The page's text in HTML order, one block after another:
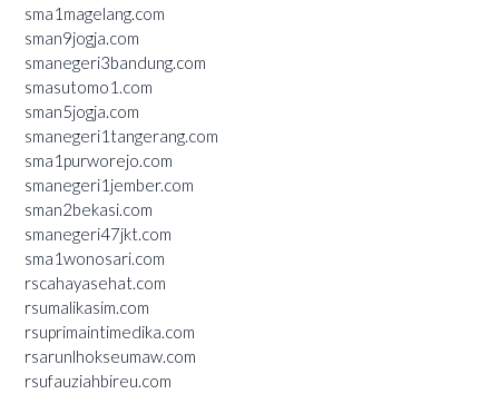
sma1magelang.com
sman9jogja.com
smanegeri3bandung.com
smasutomo1.com
sman5jogja.com
smanegeri1tangerang.com
sma1purworejo.com
smanegeri1jember.com
sman2bekasi.com
smanegeri47jkt.com
sma1wonosari.com
rscahayasehat.com
rsumalikasim.com
rsuprimaintimedika.com
rsarunlhokseumaw.com
rsufauziahbireu.com